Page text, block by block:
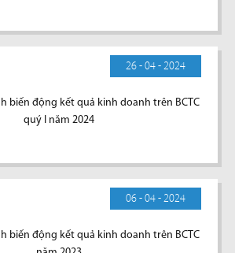
26 - 04 - 2024
biến động kết quả kinh doanh trên BCTC
quý I năm 2024
06 - 04 - 2024
biến động kết quả kinh doanh trên BCTC